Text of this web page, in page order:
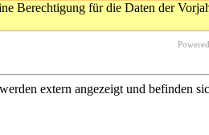
Berechtigung für die Daten der
extern angezeigt und befinden